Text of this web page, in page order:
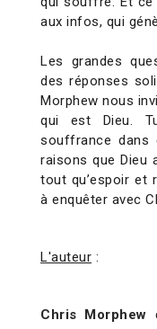
aux infos, qui
Les grandes
des réponses
Morphew nous
qui est Dieu.
souffrance dans
raisons que Dieu
tout qu’espoir et
à enquêter avec
L'auteur :
Chris Morphew